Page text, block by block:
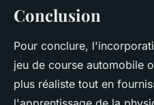
Conclusion
Pour conclure,
jeu de course automobile
plus réaliste tout en